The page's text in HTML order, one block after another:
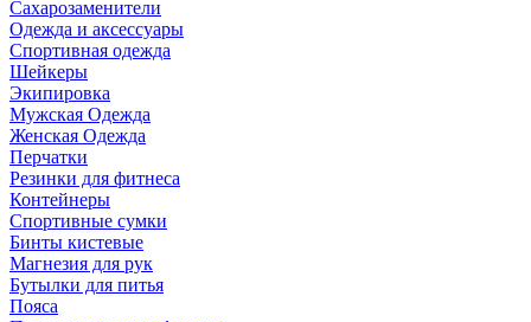
Сахарозаменители
Одежда и аксессуары
Спортивная одежда
Шейкеры
Экипировка
Мужская Одежда
Женская Одежда
Перчатки
Резинки для фитнеса
Контейнеры
Спортивные сумки
Бинты кистевые
Магнезия для рук
Бутылки для питья
Пояса